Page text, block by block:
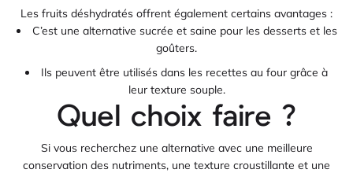
Les fruits déshydratés offrent également certains avantages :
C’est une alternative sucrée et saine pour les desserts et les
goûters.
Ils peuvent être utilisés dans les recettes au four grâce à
leur texture souple.
Quel choix faire ?
Si vous recherchez une alternative avec une meilleure
conservation des nutriments, une texture croustillante et une